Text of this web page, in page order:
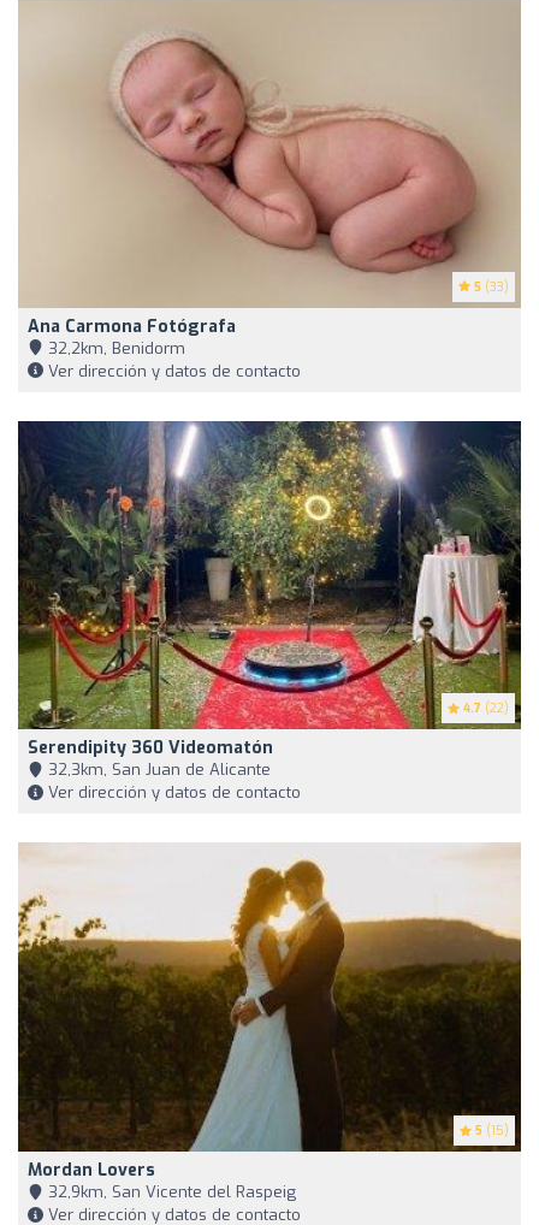
5 (33)
Ana Carmona Fotógrafa
32,2km, Benidorm
Ver dirección y datos de contacto
4.7 (22)
Serendipity 360 Videomatón
32,3km, San Juan de Alicante
Ver dirección y datos de contacto
5 (15)
Mordan Lovers
32,9km, San Vicente del Raspeig
Ver dirección y datos de contacto